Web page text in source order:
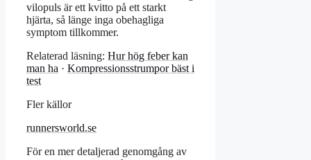
vilopuls är ett kvitto på ett starkt
hjärta, så länge inga obehagliga
symptom tillkommer.
Relaterad läsning: Hur hög feber kan
man ha · Kompressionsstrumpor bäst i
test
Fler källor
runnersworld.se
För en mer detaljerad genomgång av